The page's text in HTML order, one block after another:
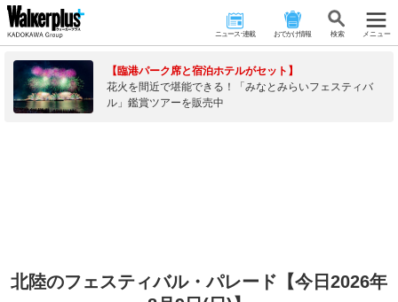
ニュース･連載 おでかけ情報 検 索 メニュー
【臨港パーク席と宿泊ホテルがセット】
花火を間近で堪能できる！「みなとみらいフェスティバ
ル」鑑賞ツアーを販売中
北陸のフェスティバル・パレード【今日2026年